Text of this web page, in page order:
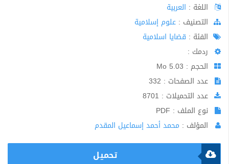
اللغة : العربية
اﻟﺘﺼﻨﻴﻒ : علوم إسلامية
الفئة : قضايا اسلامية
ردمك :
الحجم : 5.03 Mo
عدد الصفحات : 332
عدد التحميلات : 8701
نوع الملف : PDF
المؤلف : محمد أحمد إسماعيل المقدم
تحميل